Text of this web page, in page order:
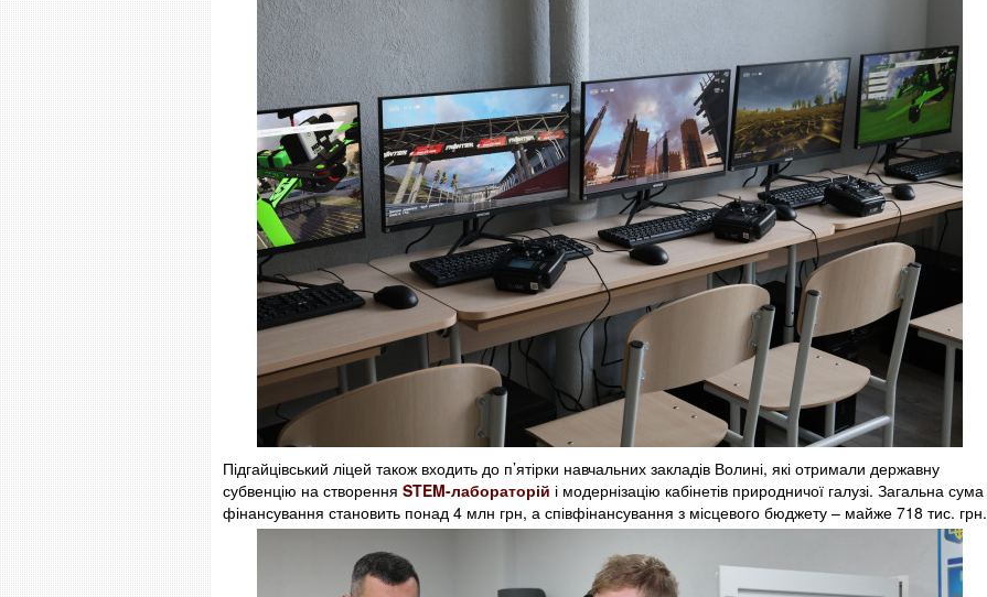
Підгайцівський ліцей також входить до п’ятірки навчальних закладів Волині, які отримали державну
субвенцію на створення STEM-лабораторій і модернізацію кабінетів природничої галузі. Загальна сума
фінансування становить понад 4 млн грн, а співфінансування з місцевого бюджету – майже 718 тис. грн.